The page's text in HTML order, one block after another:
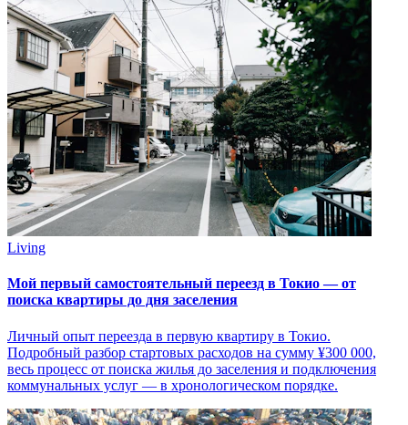
Living
Мой первый самостоятельный переезд в Токио — от
поиска квартиры до дня заселения
Личный опыт переезда в первую квартиру в Токио.
Подробный разбор стартовых расходов на сумму ¥300 000,
весь процесс от поиска жилья до заселения и подключения
коммунальных услуг — в хронологическом порядке.